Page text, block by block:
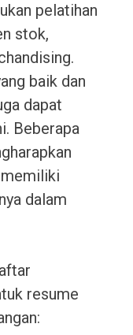
pelatihan
stok,
baik dan
dapat
Beberapa
dalam
resume